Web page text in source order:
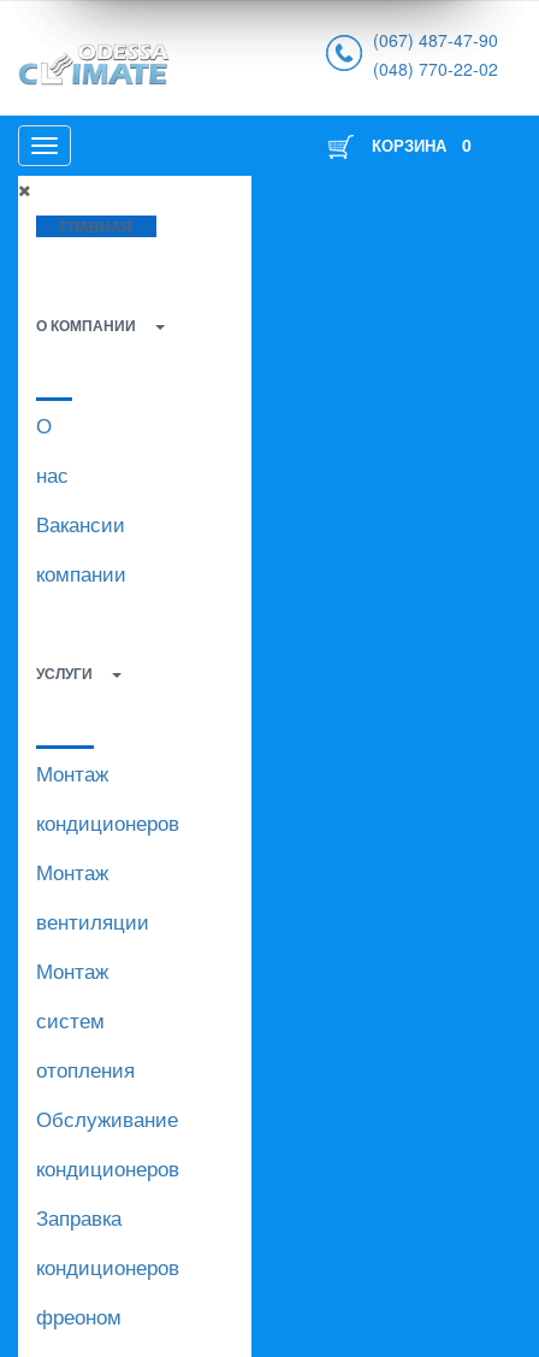
(067) 487-47-90
(048) 770-22-02
ГЛАВНАЯ
О КОМПАНИИ
О
нас
Вакансии
компании
УСЛУГИ
Монтаж
кондиционеров
Монтаж
вентиляции
Монтаж
систем
отопления
Обслуживание
кондиционеров
Заправка
кондиционеров
фреоном
КОРЗИНА 0